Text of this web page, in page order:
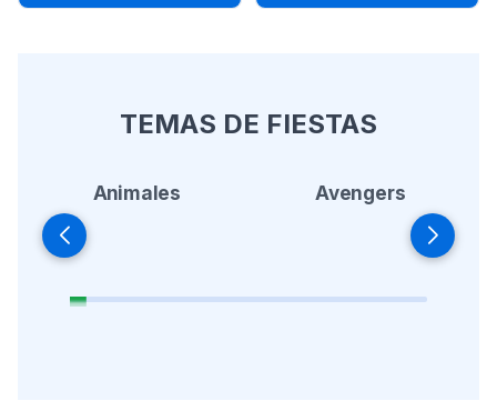
TEMAS DE FIESTAS
Animales Avengers